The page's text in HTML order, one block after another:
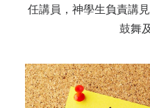
任講員，神學生負責講
鼓舞